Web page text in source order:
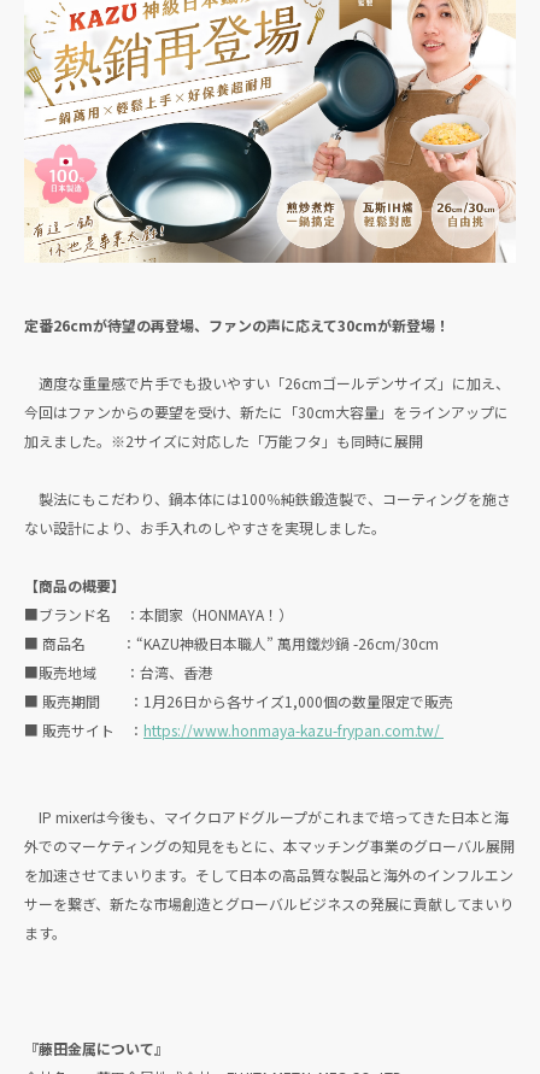
定番26cmが待望の再登場、ファンの声に応えて30cmが新登場！
適度な重量感で片手でも扱いやすい「26cmゴールデンサイズ」に加え、
今回はファンからの要望を受け、新たに「30cm大容量」をラインアップに
加えました。※2サイズに対応した「万能フタ」も同時に展開
製法にもこだわり、鍋本体には100％純鉄鍛造製で、コーティングを施さ
ない設計により、お手入れのしやすさを実現しました。
【商品の概要】
■ブランド名 ：本間家（HONMAYA！）
■ 商品名 ：“KAZU神級日本職人” 萬用鐵炒鍋 -26cm/30cm
■販売地域 ：台湾、香港
■ 販売期間 ：1月26日から各サイズ1,000個の数量限定で販売
■ 販売サイト ： https://www.honmaya-kazu-frypan.com.tw/
IP mixerは今後も、マイクロアドグループがこれまで培ってきた日本と海
外でのマーケティングの知見をもとに、本マッチング事業のグローバル展開
を加速させてまいります。そして日本の高品質な製品と海外のインフルエン
サーを繋ぎ、新たな市場創造とグローバルビジネスの発展に貢献してまいり
ます。
『藤田金属について』